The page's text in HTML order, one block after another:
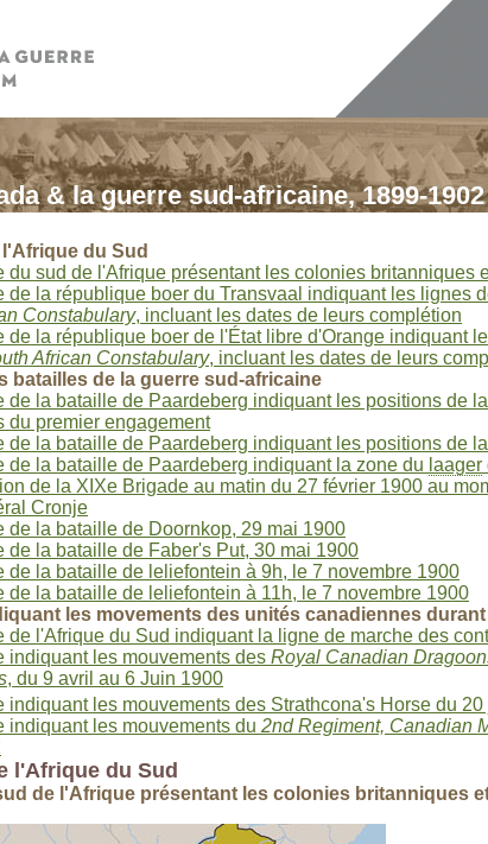
& la guerre sud-africaine, 1899-1902
du Sud
du sud de l'Afrique présentant les colonies britanniques
de la république boer du Transvaal indiquant les lignes
Constabulary, incluant les dates de leurs complétion
de la république boer de l'État libre d'Orange indiquant
African Constabulary, incluant les dates de leurs
batailles de la guerre sud-africaine
de la bataille de Paardeberg indiquant les positions de
du premier engagement
de la bataille de Paardeberg indiquant les positions de
de la bataille de Paardeberg indiquant la zone du laager
de la XIXe Brigade au matin du 27 février 1900 au
Cronje
de la bataille de Doornkop, 29 mai 1900
de la bataille de Faber's Put, 30 mai 1900
de la bataille de leliefontein à 9h, le 7 novembre 1900
de la bataille de leliefontein à 11h, le 7 novembre 1900
les movements des unités canadiennes
de l'Afrique du Sud indiquant la ligne de marche des
indiquant les mouvements des Royal Canadian
, du 9 avril au 6 Juin 1900
indiquant les mouvements des Strathcona's Horse du 20
indiquant les mouvements du 2nd Regiment, Canadian
l'Afrique du Sud
de l'Afrique présentant les colonies britanniques